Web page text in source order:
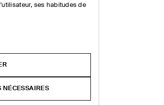
ses habitudes de
NÉCESSAIRES